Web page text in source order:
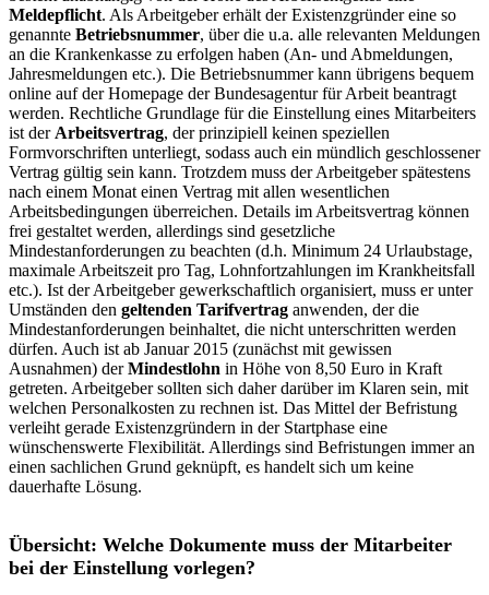
Meldepflicht. Als Arbeitgeber erhält der Existenzgründer eine so
genannte Betriebsnummer, über die u.a. alle relevanten Meldungen
an die Krankenkasse zu erfolgen haben (An- und Abmeldungen,
Jahresmeldungen etc.). Die Betriebsnummer kann übrigens bequem
online auf der Homepage der Bundesagentur für Arbeit beantragt
werden. Rechtliche Grundlage für die Einstellung eines Mitarbeiters
ist der Arbeitsvertrag, der prinzipiell keinen speziellen
Formvorschriften unterliegt, sodass auch ein mündlich geschlossener
Vertrag gültig sein kann. Trotzdem muss der Arbeitgeber spätestens
nach einem Monat einen Vertrag mit allen wesentlichen
Arbeitsbedingungen überreichen. Details im Arbeitsvertrag können
frei gestaltet werden, allerdings sind gesetzliche
Mindestanforderungen zu beachten (d.h. Minimum 24 Urlaubstage,
maximale Arbeitszeit pro Tag, Lohnfortzahlungen im Krankheitsfall
etc.). Ist der Arbeitgeber gewerkschaftlich organisiert, muss er unter
Umständen den geltenden Tarifvertrag anwenden, der die
Mindestanforderungen beinhaltet, die nicht unterschritten werden
dürfen. Auch ist ab Januar 2015 (zunächst mit gewissen
Ausnahmen) derMindestlohn in Höhe von 8,50 Euro in Kraft
getreten. Arbeitgeber sollten sich daher darüber im Klaren sein, mit
welchen Personalkosten zu rechnen ist. Das Mittel der Befristung
verleiht gerade Existenzgründern in der Startphase eine
wünschenswerte Flexibilität. Allerdings sind Befristungen immer an
einen sachlichen Grund geknüpft, es handelt sich um keine
dauerhafte Lösung.
Übersicht: Welche Dokumente muss der Mitarbeiter
bei der Einstellung vorlegen?